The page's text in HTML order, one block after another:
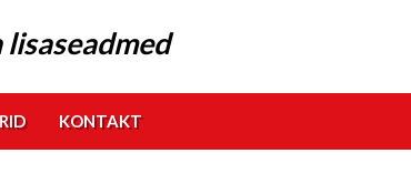
KONTAKT